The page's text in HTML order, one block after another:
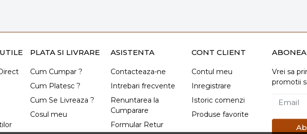
PLATA SI LIVRARE
Cum Cumpar ?
Cum Platesc ?
Cum Se Livreaza ?
Cosul meu
ASISTENTA
Contacteaza-ne
Intrebari frecvente
Renuntarea la
Cumparare
Formular Retur
CONT CLIENT
Contul meu
Inregistrare
Istoric comenzi
Produse favorite
Vrei sa
promotii
Email